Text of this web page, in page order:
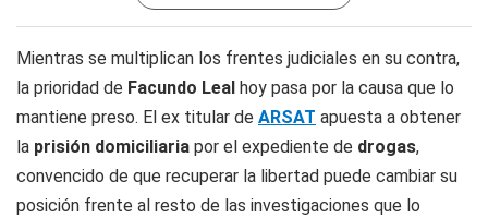
Mientras se multiplican los frentes judiciales en su contra,
la prioridad de Facundo Leal hoy pasa por la causa que lo
mantiene preso. El ex titular de ARSAT apuesta a obtener
la prisión domiciliaria por el expediente de drogas,
convencido de que recuperar la libertad puede cambiar su
posición frente al resto de las investigaciones que lo